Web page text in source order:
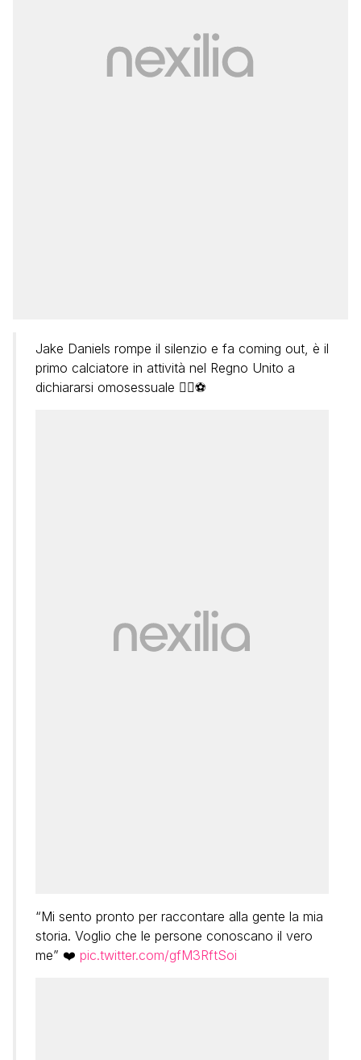
Jake Daniels rompe il silenzio e fa coming out, è il
primo calciatore in attività nel Regno Unito a
dichiararsi omosessuale 🏳️‍🌈⚽
“Mi sento pronto per raccontare alla gente la mia
storia. Voglio che le persone conoscano il vero
me” ❤️ pic.twitter.com/gfM3RftSoi